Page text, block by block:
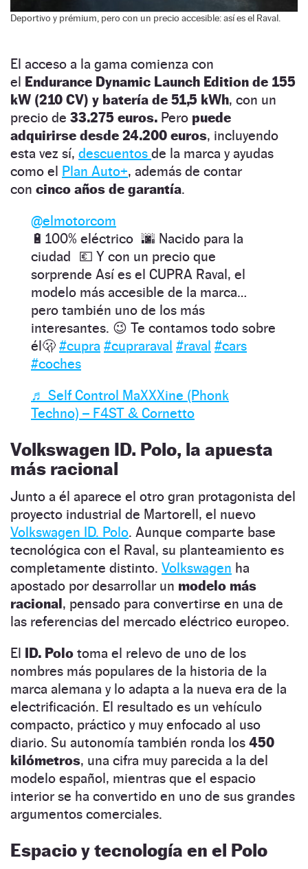
Deportivo y prémium, pero con un precio accesible: así es el Raval.
El acceso a la gama comienza con
el Endurance Dynamic Launch Edition de 155
kW (210 CV) y batería de 51,5 kWh, con un
precio de 33.275 euros. Pero puede
adquirirse desde 24.200 euros, incluyendo
esta vez sí, descuentos de la marca y ayudas
como el Plan Auto+, además de contar
con cinco años de garantía.
@elmotorcom
🔋100% eléctrico 🌆 Nacido para la
ciudad 💶 Y con un precio que
sorprende Así es el CUPRA Raval, el
modelo más accesible de la marca…
pero también uno de los más
interesantes. 😉 Te contamos todo sobre
él🫢 #cupra #cupraraval #raval #cars
#coches
♬ Self Control MaXXXine (Phonk
Techno) – F4ST & Cornetto
Volkswagen ID. Polo, la apuesta
más racional
Junto a él aparece el otro gran protagonista del
proyecto industrial de Martorell, el nuevo
Volkswagen ID. Polo. Aunque comparte base
tecnológica con el Raval, su planteamiento es
completamente distinto. Volkswagen ha
apostado por desarrollar un modelo más
racional, pensado para convertirse en una de
las referencias del mercado eléctrico europeo.
El ID. Polo toma el relevo de uno de los
nombres más populares de la historia de la
marca alemana y lo adapta a la nueva era de la
electrificación. El resultado es un vehículo
compacto, práctico y muy enfocado al uso
diario. Su autonomía también ronda los 450
kilómetros, una cifra muy parecida a la del
modelo español, mientras que el espacio
interior se ha convertido en uno de sus grandes
argumentos comerciales.
Espacio y tecnología en el Polo